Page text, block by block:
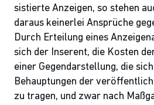
sistierte Anzeigen, so stehen
daraus keinerlei Ansprüche
Durch Erteilung eines
sich der Inserent, die Kosten
einer Gegendarstellung, die
Behauptungen der
zu tragen, und zwar nach